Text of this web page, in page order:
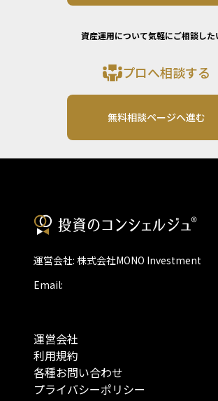
資産運用について気軽にご相談した
プロへ相談する
無料相談ページへ進む
運営会社: 株式会社MONO Investment
Email:
運営会社
利用規約
各種お問い合わせ
プライバシーポリシー